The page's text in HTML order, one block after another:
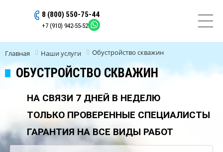
8 (800) 550-75-44
+7 (910) 942-55-52
Главная Наши услуги Обустройство скважин
ОБУСТРОЙСТВО СКВАЖИН
НА СВЯЗИ 7 ДНЕЙ В НЕДЕЛЮ
ТОЛЬКО ПРОВЕРЕННЫЕ СПЕЦИАЛИСТЫ
ГАРАНТИЯ НА ВСЕ ВИДЫ РАБОТ